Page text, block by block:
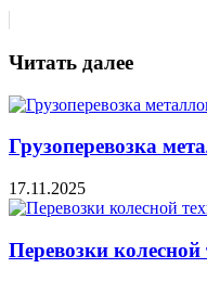
Читать далее
Грузоперевозка
17.11.2025
Перевозки колесной